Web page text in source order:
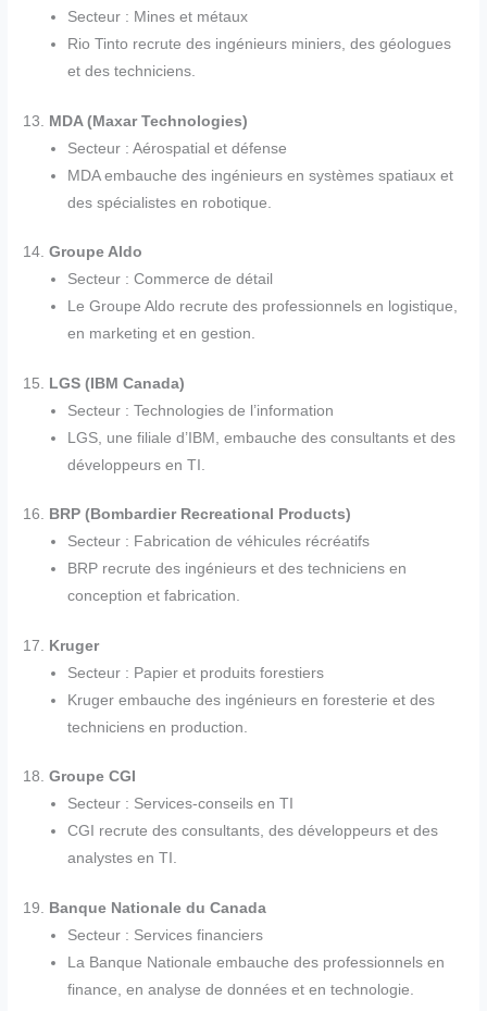
Secteur : Mines et métaux
Rio Tinto recrute des ingénieurs miniers, des géologues
et des techniciens.
13. MDA (Maxar Technologies)
Secteur : Aérospatial et défense
MDA embauche des ingénieurs en systèmes spatiaux et
des spécialistes en robotique.
14.Groupe Aldo
Secteur : Commerce de détail
Le Groupe Aldo recrute des professionnels en logistique,
en marketing et en gestion.
15. LGS (IBM Canada)
Secteur : Technologies de l’information
LGS, une filiale d’IBM, embauche des consultants et des
développeurs en TI.
16. BRP (Bombardier Recreational Products)
Secteur : Fabrication de véhicules récréatifs
BRP recrute des ingénieurs et des techniciens en
conception et fabrication.
17. Kruger
Secteur : Papier et produits forestiers
Kruger embauche des ingénieurs en foresterie et des
techniciens en production.
18.Groupe CGI
Secteur : Services-conseils en TI
CGI recrute des consultants, des développeurs et des
analystes en TI.
19. Banque Nationale du Canada
Secteur : Services financiers
La Banque Nationale embauche des professionnels en
finance, en analyse de données et en technologie.